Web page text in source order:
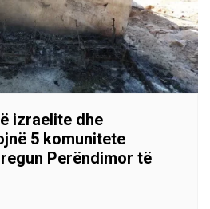
izraelite dhe
5 komunitete
Perëndimor të